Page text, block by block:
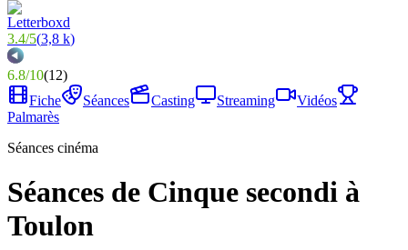
3.4/5(3,8 k)
6.8/10(12)
Fiche
Séances Casting Streaming
Vidéos
Palmarès
Séances cinéma
Séances de Cinque secondi à
Toulon